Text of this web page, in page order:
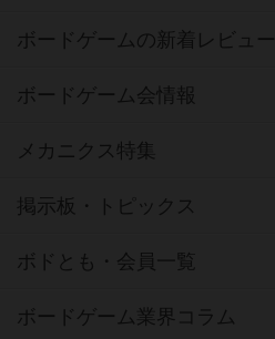
ボードゲームの新着レビュー
ボードゲーム会情報
メカニクス特集
掲示板・トピックス
ボドとも・会員一覧
ボードゲーム業界コラム